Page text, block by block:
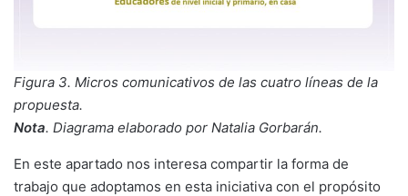
Figura 3. Micros comunicativos de las cuatro líneas de la
propuesta.
Nota. Diagrama elaborado por Natalia Gorbarán.
En este apartado nos interesa compartir la forma de
trabajo que adoptamos en esta iniciativa con el propósito